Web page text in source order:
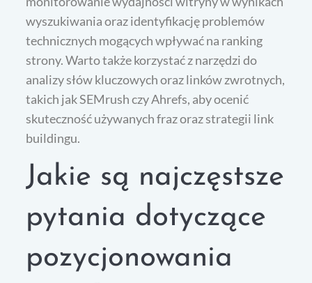
wyszukiwania oraz identyfikację problemów
technicznych mogących wpływać na ranking
strony. Warto także korzystać z narzędzi do
analizy słów kluczowych oraz linków zwrotnych,
takich jak SEMrush czy Ahrefs, aby ocenić
skuteczność używanych fraz oraz strategii link
buildingu.
Jakie są najczęstsze
pytania dotyczące
pozycjonowania